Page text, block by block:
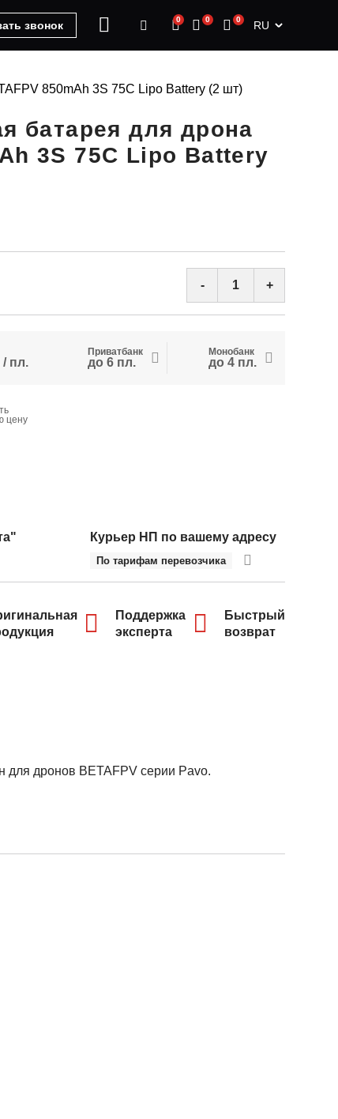
звонок 0 0 0 RU
850mAh 3S 75C Lipo Battery (2 шт)
батарея для дрона
3S 75C Lipo Battery
- +
/ пл.
Приватбанк
до 6 пл.
Монобанк
до 4 пл.
цену
Курьер НП по вашему адресу
По тарифам перевозчика
Поддержка
эксперта
Быстрый
возврат
для дронов BETAFPV серии Pavo.